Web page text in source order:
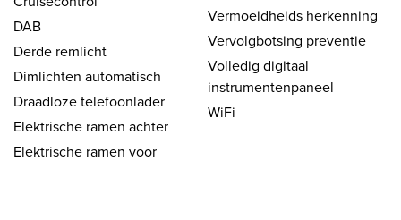
DAB
Derde remlicht
Dimlichten automatisch
Draadloze telefoonlader
Elektrische ramen achter
Elektrische ramen voor
Vermoeidheids herkenning
Vervolgbotsing preventie
Volledig digitaal
instrumentenpaneel
WiFi